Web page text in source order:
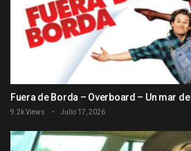
Fuera de Borda – Overboard – Un mar
9.2k Views Julio 17, 2026